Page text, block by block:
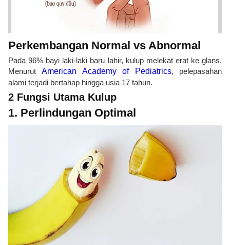
Perkembangan Normal vs Abnormal
Pada 96% bayi laki-laki baru lahir, kulup melekat erat ke glans.
MenurutAmerican Academy of Pediatrics, pelepasahan
alami terjadi bertahap hingga usia 17 tahun.
2 Fungsi Utama Kulup
1. Perlindungan Optimal